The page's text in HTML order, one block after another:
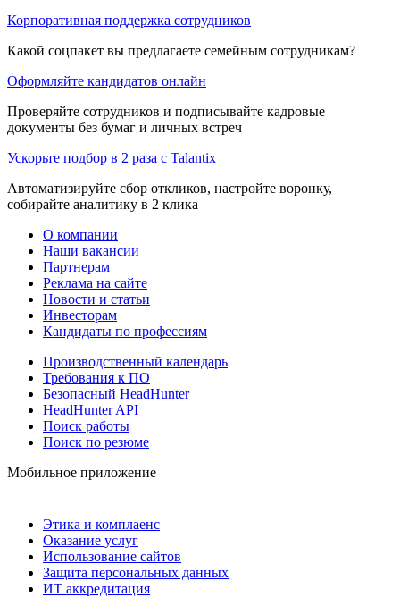
Корпоративная поддержка сотрудников
Какой соцпакет вы предлагаете семейным сотрудникам?
Оформляйте кандидатов онлайн
Проверяйте сотрудников и подписывайте кадровые
документы без бумаг и личных встреч
Ускорьте подбор в 2 раза с Talantix
Автоматизируйте сбор откликов, настройте воронку,
собирайте аналитику в 2 клика
О компании
Наши вакансии
Партнерам
Реклама на сайте
Новости и статьи
Инвесторам
Кандидаты по профессиям
Производственный календарь
Требования к ПО
Безопасный HeadHunter
HeadHunter API
Поиск работы
Поиск по резюме
Мобильное приложение
Этика и комплаенс
Оказание услуг
Использование сайтов
Защита персональных данных
ИТ аккредитация